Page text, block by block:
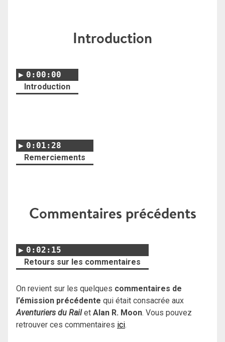
Introduction
0:00:00
Introduction
0:01:28
Remerciements
Commentaires précédents
0:02:15
Retours sur les commentaires
On revient sur les quelques commentaires de
l’émission précédente qui était consacrée aux
Aventuriers du Railet Alan R. Moon. Vous pouvez
retrouver ces commentaires ici.